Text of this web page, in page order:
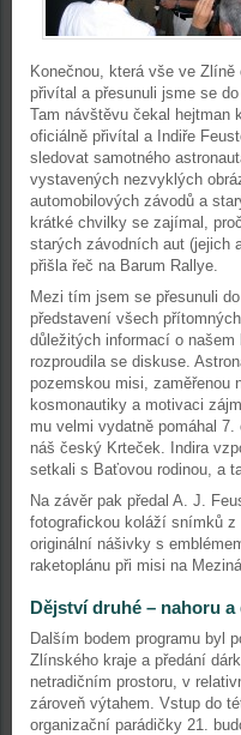
Konečnou, která vše ve
přivítal a přesunuli jsme se
Tam návštěvu čekal hejtman
oficiálně přivítal a Indiře
sledovat samotného
vystavených nezvyklých
automobilových závodů a
krátké chvilky se zajímal,
starých závodních aut (jejich
přišla řeč na Barum Rallye.
Mezi tím jsem se přesunuli
představení všech
důležitých informací o
rozproudila se diskuse.
pozemskou misi, zaměřenou
kosmonautiky a motivaci
mu velmi vydatně pomáhal
náš český Krteček. Indira
setkali s Baťovou rodinou, a
Na závěr pak předal A. J.
fotografickou koláží snímků z
originální nášivky s
raketoplánu při misi na
Dějství druhé – nahoru a
Dalším bodem programu byl
Zlínského kraje a předání
netradičním prostoru, v
zároveň výtahem. Vstup do
organizační parádičky 21.